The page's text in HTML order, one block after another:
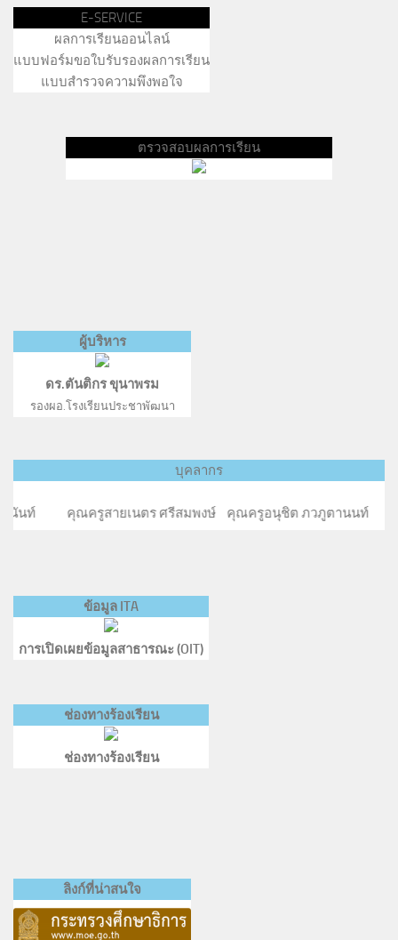
E-SERVICE
ผลการเรียนออนไลน์
แบบฟอร์มขอใบรับรองผลการเรียน
แบบสำรวจความพึงพอใจ
ตรวจสอบผลการเรียน
ผู้บริหาร
ดร.ตันติกร ขุนาพรม
รองผอ.โรงเรียนประชาพัฒนา
บุคลากร
เนตร ศรีสมพงษ์ คุณครูอนุชิต ภวภูตานนท์ คุณค
ข้อมูล ITA
การเปิดเผยข้อมูลสาธารณะ (OIT)
ช่องทางร้องเรียน
ช่องทางร้องเรียน
ลิงก์ที่น่าสนใจ